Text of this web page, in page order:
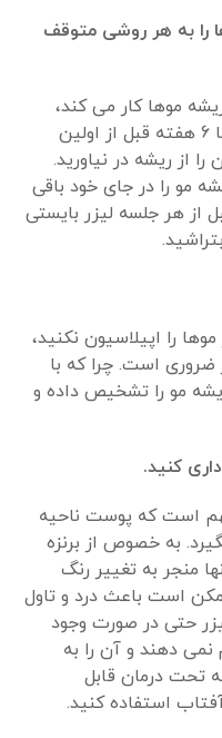
را به هر روشی متوقف
موها کار می کند،
بنابراین ضروری است که حداقل 4 تا 6 هفته قبل از اولین
از ریشه در نیاورید.
مو را در جای خود باقی
از هر جلسه لیزر بایستی
را اپیلاسیون نکنید،
ضروری است. چرا که با
ریشه مو را تشخیص داده و
کنید.
است که پوست ناحیه
به خصوص از برنزه
منجر به تغییر رنگ
است باعث درد و تاول
حتی در صورت وجود
نمی دهند و آن را به
تحت درمان قابل
استفاده کنید.